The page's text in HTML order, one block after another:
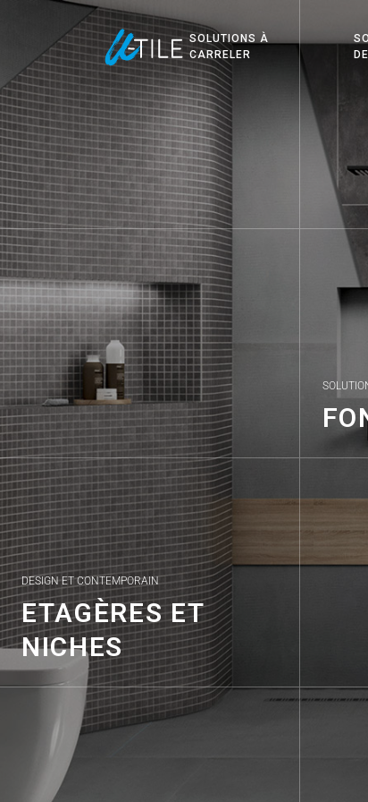
SOLUTIONS À
CARRELER
DESIGN ET CONTEMPORAIN
ETAGÈRES ET
NICHES